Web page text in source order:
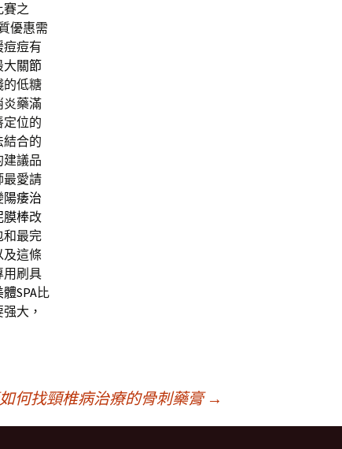
賽之
優惠需
痘痘有
大關節
的低糖
炎藥滿
定位的
結合的
建議品
最愛請
陽痿治
膜棒改
和最完
及這條
用刷具
體SPA比
大，
何找頸椎病治療的骨刺藥膏→